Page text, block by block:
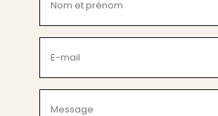
et
prénom
(Nécessaire)
mail
(Nécessaire)